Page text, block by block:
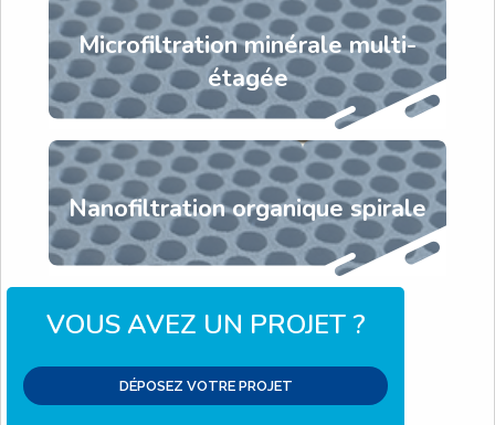
Microfiltration minérale multi-
étagée
Nanofiltration organique spirale
VOUS AVEZ UN PROJET ?
DÉPOSEZ VOTRE PROJET